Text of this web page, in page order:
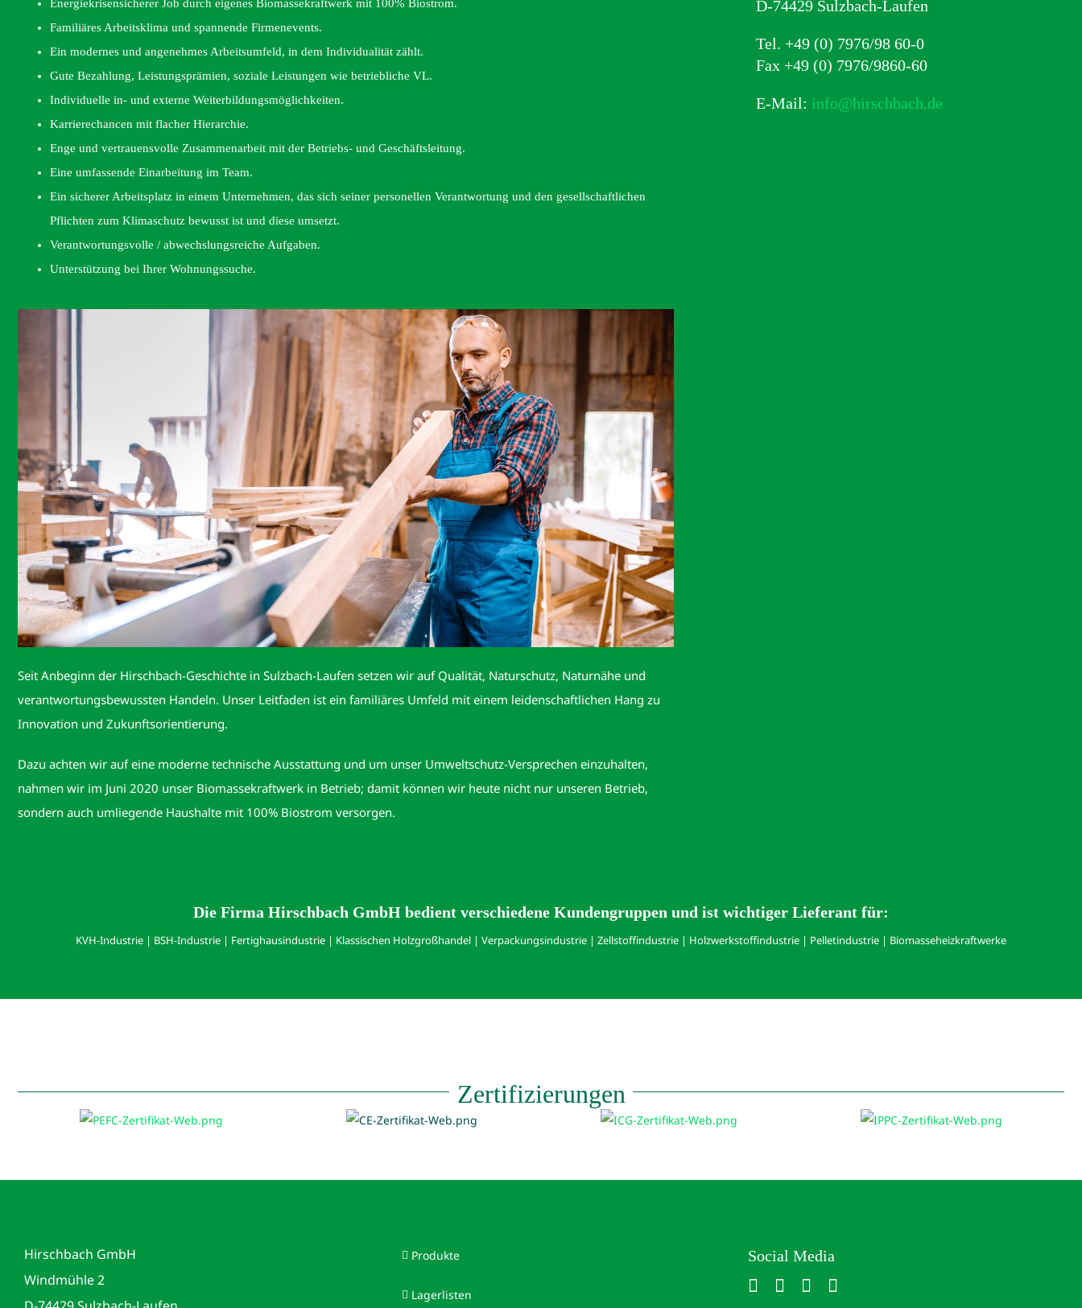
Energiekrisensicherer Job durch eigenes Biomassekraftwerk mit 100% Biostrom.
Familiäres Arbeitsklima und spannende Firmenevents.
Ein modernes und angenehmes Arbeitsumfeld, in dem Individualität zählt.
Gute Bezahlung, Leistungsprämien, soziale Leistungen wie betriebliche VL.
Individuelle in- und externe Weiterbildungsmöglichkeiten.
Karrierechancen mit flacher Hierarchie.
Enge und vertrauensvolle Zusammenarbeit mit der Betriebs- und Geschäftsleitung.
Eine umfassende Einarbeitung im Team.
Ein sicherer Arbeitsplatz in einem Unternehmen, das sich seiner personellen Verantwortung und den gesellschaftlichen
Pflichten zum Klimaschutz bewusst ist und diese umsetzt.
Verantwortungsvolle / abwechslungsreiche Aufgaben.
Unterstützung bei Ihrer Wohnungssuche.
Seit Anbeginn der Hirschbach-Geschichte in Sulzbach-Laufen setzen wir auf Qualität, Naturschutz, Naturnähe und
verantwortungsbewussten Handeln. Unser Leitfaden ist ein familiäres Umfeld mit einem leidenschaftlichen Hang zu
Innovation und Zukunftsorientierung.
Dazu achten wir auf eine moderne technische Ausstattung und um unser Umweltschutz-Versprechen einzuhalten,
nahmen wir im Juni 2020 unser Biomassekraftwerk in Betrieb; damit können wir heute nicht nur unseren Betrieb,
sondern auch umliegende Haushalte mit 100% Biostrom versorgen.
D-74429 Sulzbach-Laufen
Tel. +49 (0) 7976/98 60-0
Fax +49 (0) 7976/9860-60
E-Mail: info@hirschbach.de
Die Firma Hirschbach GmbH bedient verschiedene Kundengruppen und ist wichtiger Lieferant für:
KVH-Industrie | BSH-Industrie | Fertighausindustrie | Klassischen Holzgroßhandel | Verpackungsindustrie | Zellstoffindustrie | Holzwerkstoffindustrie | Pelletindustrie | Biomasseheizkraftwerke
Zertifizierungen
Hirschbach GmbH
Windmühle 2
Produkte
Lagerlisten
Social Media